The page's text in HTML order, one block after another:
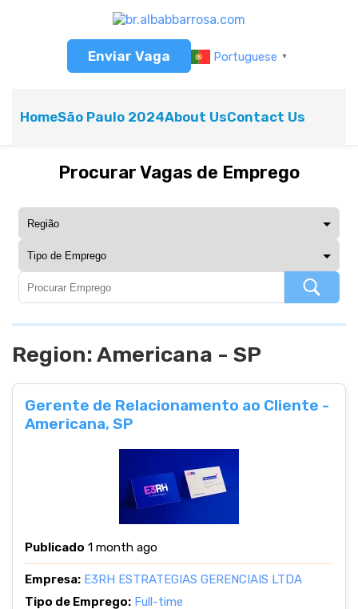
Enviar Vaga Portuguese ▼
HomeSão Paulo 2024About UsContact Us
Procurar Vagas de Emprego
Region:Americana - SP
Gerente de Relacionamento ao Cliente -
Americana, SP
Publicado 1 month ago
Empresa: E3RH ESTRATEGIAS GERENCIAIS LTDA
Tipo de Emprego: Full-time